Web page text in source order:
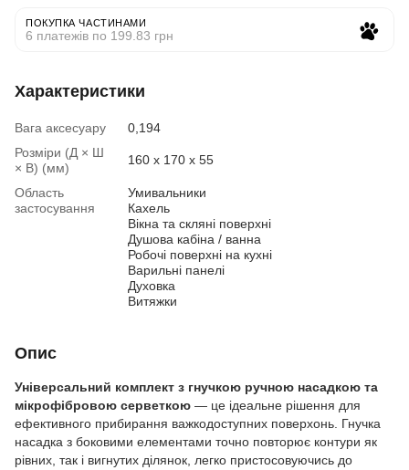
ПОКУПКА ЧАСТИНАМИ
6 платежів по 199.83 грн
Характеристики
Вага аксесуару
0,194
Розміри (Д × Ш
× В) (мм)
160 x 170 x 55
Область
застосування
Умивальники
Кахель
Вікна та скляні поверхні
Душова кабіна / ванна
Робочі поверхні на кухні
Варильні панелі
Духовка
Витяжки
Опис
Універсальний комплект з гнучкою ручною насадкою та
мікрофібровою серветкою — це ідеальне рішення для
ефективного прибирання важкодоступних поверхонь. Гнучка
насадка з боковими елементами точно повторює контури як
рівних, так і вигнутих ділянок, легко пристосовуючись до